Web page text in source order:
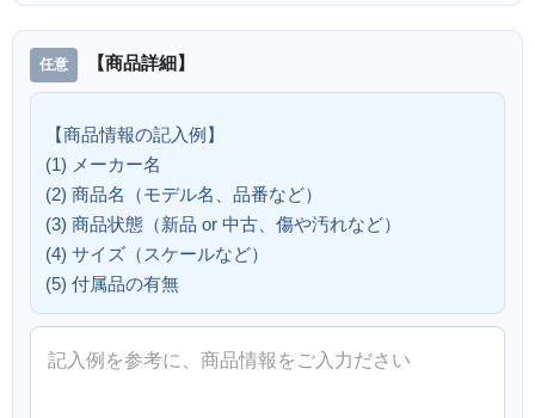
【商品詳細】
【商品情報の記入例】
(1) メーカー名
(2) 商品名（モデル名、品番など）
(3) 商品状態（新品 or 中古、傷や汚れなど）
(4) サイズ（スケールなど）
(5) 付属品の有無